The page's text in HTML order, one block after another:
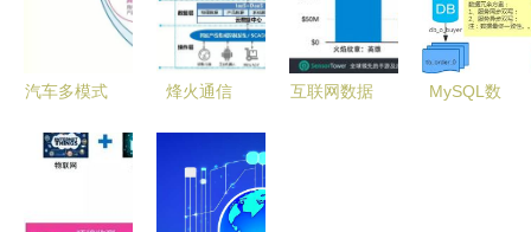
据服务新篇
章
汽车多模式
网数据服务
烽火通信
业互联网，
深耕互联网
互联网数据
MySQL数